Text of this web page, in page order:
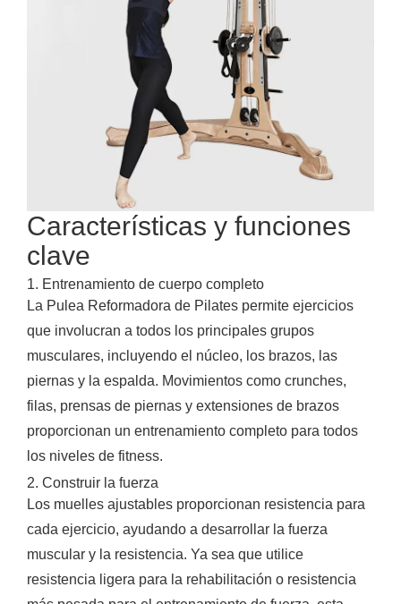
Características y funciones
clave
1. Entrenamiento de cuerpo completo
La Pulea Reformadora de Pilates permite ejercicios
que involucran a todos los principales grupos
musculares, incluyendo el núcleo, los brazos, las
piernas y la espalda. Movimientos como crunches,
filas, prensas de piernas y extensiones de brazos
proporcionan un entrenamiento completo para todos
los niveles de fitness.
2. Construir la fuerza
Los muelles ajustables proporcionan resistencia para
cada ejercicio, ayudando a desarrollar la fuerza
muscular y la resistencia. Ya sea que utilice
resistencia ligera para la rehabilitación o resistencia